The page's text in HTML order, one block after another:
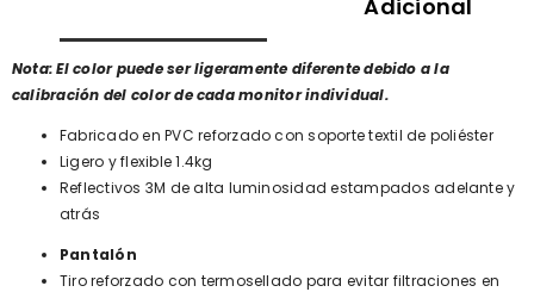
Adicional
Nota: El color puede ser ligeramente diferente debido a la
calibración del color de cada monitor individual.
Fabricado en PVC reforzado con soporte textil de poliéster
Ligero y flexible 1.4kg
Reflectivos 3M de alta luminosidad estampados adelante y
atrás
Pantalón
Tiro reforzado con termosellado para evitar filtraciones en